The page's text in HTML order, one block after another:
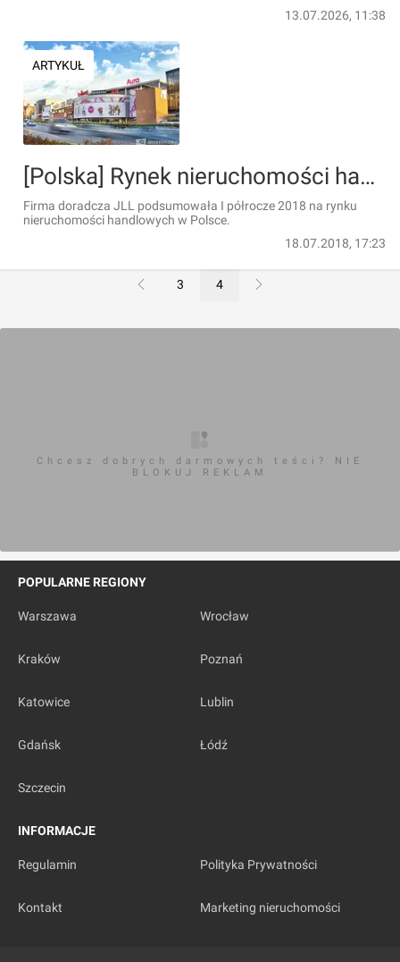
13.07.2026, 11:38
ARTYKUŁ
[Polska] Rynek nieruchomości handlowych w Polsce – jakość, nowe formaty, wysoka dynamika wzrostu
Firma doradcza JLL podsumowała I półrocze 2018 na rynku
nieruchomości handlowych w Polsce.
18.07.2018, 17:23
3 4
Chcesz dobrych darmowych teści? NIE
BLOKUJ REKLAM
POPULARNE REGIONY
Warszawa Wrocław
Kraków Poznań
Katowice Lublin
Gdańsk Łódź
Szczecin
INFORMACJE
Regulamin Polityka Prywatności
Kontakt Marketing nieruchomości